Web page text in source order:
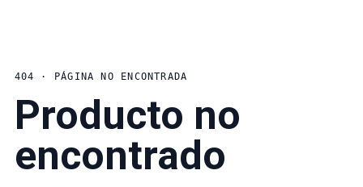
404 · PÁGINA NO ENCONTRADA
Producto no
encontrado